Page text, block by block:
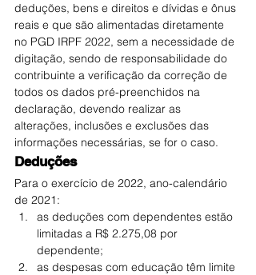
deduções, bens e direitos e dívidas e ônus
reais e que são alimentadas diretamente
no PGD IRPF 2022, sem a necessidade de
digitação, sendo de responsabilidade do
contribuinte a verificação da correção de
todos os dados pré-preenchidos na
declaração, devendo realizar as
alterações, inclusões e exclusões das
informações necessárias, se for o caso.
Deduções
Para o exercício de 2022, ano-calendário
de 2021:
as deduções com dependentes estão
limitadas a R$ 2.275,08 por
dependente;
as despesas com educação têm limite